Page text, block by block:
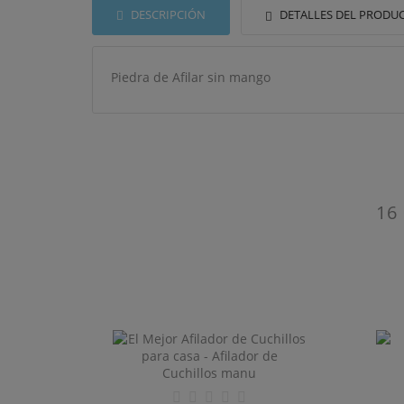
DESCRIPCIÓN DETALLES DEL
Piedra de Afilar sin mango
16
MI